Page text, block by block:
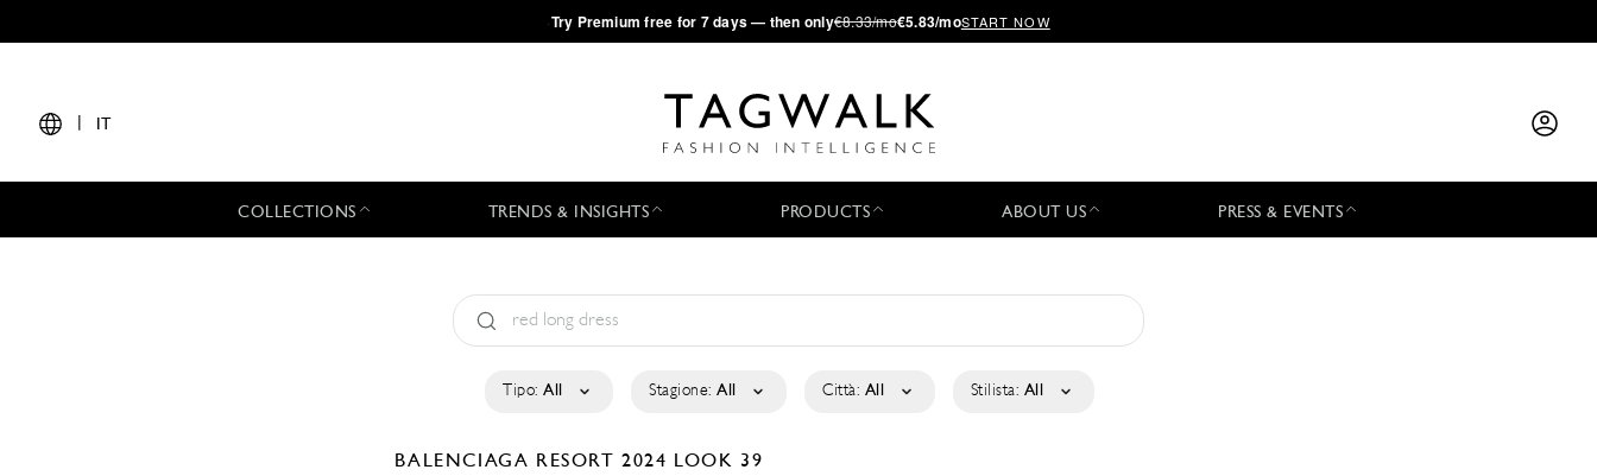
·Try Premium free for 7 days — then only€8.33/mo€5.83/moSTART NOW
IT
COLLECTIONS TRENDS & INSIGHTS PRODUCTS ABOUT US PRESS & EVENTS
Tipo: All Stagione: All Città: All Stilista: All
BALENCIAGA RESORT 2024 LOOK 39